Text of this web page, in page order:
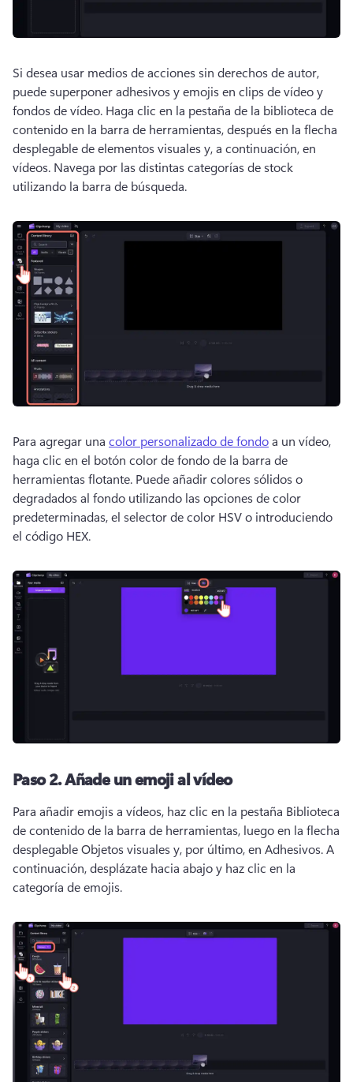
Si desea usar medios de acciones sin derechos de autor,
puede superponer adhesivos y emojis en clips de vídeo y
fondos de vídeo. Haga clic en la pestaña de la biblioteca de
contenido en la barra de herramientas, después en la flecha
desplegable de elementos visuales y, a continuación, en
vídeos. Navega por las distintas categorías de stock
utilizando la barra de búsqueda.
Para agregar una color personalizado de fondo a un vídeo,
haga clic en el botón color de fondo de la barra de
herramientas flotante. Puede añadir colores sólidos o
degradados al fondo utilizando las opciones de color
predeterminadas, el selector de color HSV o introduciendo
el código HEX.
Paso 2.Añade un emoji al vídeo
Para añadir emojis a vídeos, haz clic en la pestaña Biblioteca
de contenido de la barra de herramientas, luego en la flecha
desplegable Objetos visuales y, por último, en Adhesivos. A
continuación, desplázate hacia abajo y haz clic en la
categoría de emojis.